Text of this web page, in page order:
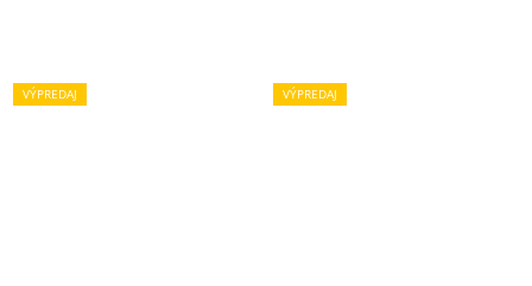
VÝPREDAJ VÝPREDAJ